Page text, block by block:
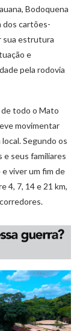
Bodoquena
dos cartões-
sua estrutura
e
pela rodovia
todo o Mato
movimentar
Segundo os
e seus familiares
viver um fim de
4, 7, 14 e 21 km,